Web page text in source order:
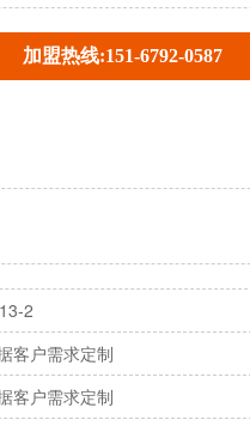
加盟热线:151-6792-0587
2
客户需求定制
客户需求定制